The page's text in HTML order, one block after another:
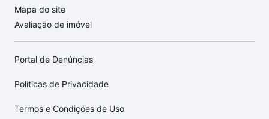
Mapa do site
Avaliação de imóvel
Portal de Denúncias
Políticas de Privacidade
Termos e Condições de Uso